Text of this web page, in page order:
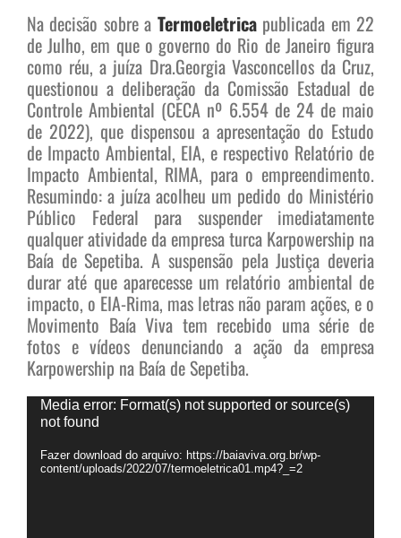
Na decisão sobre a Termoeletrica publicada em 22
de Julho, em que o governo do Rio de Janeiro figura
como réu, a juíza Dra.Georgia Vasconcellos da Cruz,
questionou a deliberação da Comissão Estadual de
Controle Ambiental (CECA nº 6.554 de 24 de maio
de 2022), que dispensou a apresentação do Estudo
de Impacto Ambiental, EIA, e respectivo Relatório de
Impacto Ambiental, RIMA, para o empreendimento.
Resumindo: a juíza acolheu um pedido do Ministério
Público Federal para suspender imediatamente
qualquer atividade da empresa turca Karpowership na
Baía de Sepetiba. A suspensão pela Justiça deveria
durar até que aparecesse um relatório ambiental de
impacto, o EIA-Rima, mas letras não param ações, e o
Movimento Baía Viva tem recebido uma série de
fotos e vídeos denunciando a ação da empresa
Karpowership na Baía de Sepetiba.
Tocador
vídeo
Media error: Format(s) not supported or source(s)
not found
Fazer download do arquivo: https://baiaviva.org.br/wp-
content/uploads/2022/07/termoeletrica01.mp4?_=2